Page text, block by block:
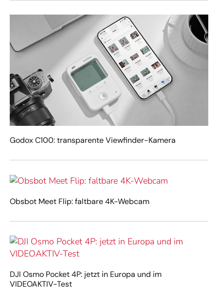
Godox C100: transparente Viewfinder-Kamera
Obsbot Meet Flip: faltbare 4K-Webcam
DJI Osmo Pocket 4P: jetzt in Europa und im
VIDEOAKTIV-Test